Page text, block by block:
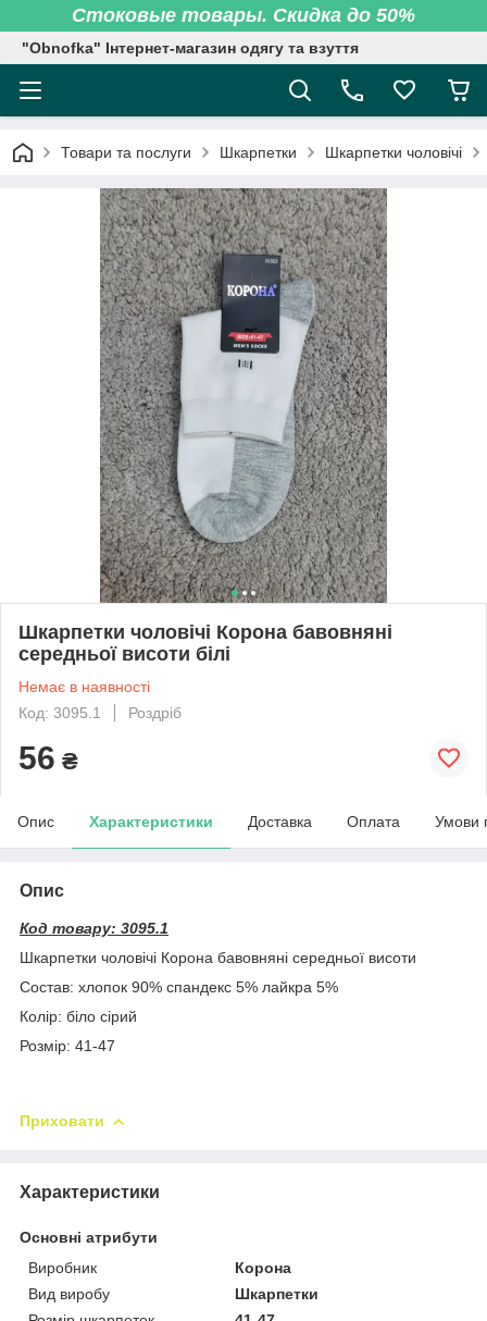
Стоковые товары. Скидка до 50%
"Obnofka" Інтернет-магазин одягу та взуття
Товари та послуги Шкарпетки Шкарпетки чоловічі
Шкарпетки чоловічі Корона бавовняні
середньої висоти білі
Немає в наявності
Код: 3095.1
Роздріб
56 ₴
Опис Характеристики Доставка Оплата Умови
Опис
Код товару: 3095.1
Шкарпетки чоловічі Корона бавовняні середньої висоти
Состав: хлопок 90% спандекс 5% лайкра 5%
Колір: біло сірий
Розмір: 41-47
Приховати
Характеристики
Основні атрибути
Виробник
Корона
Вид виробу
Шкарпетки